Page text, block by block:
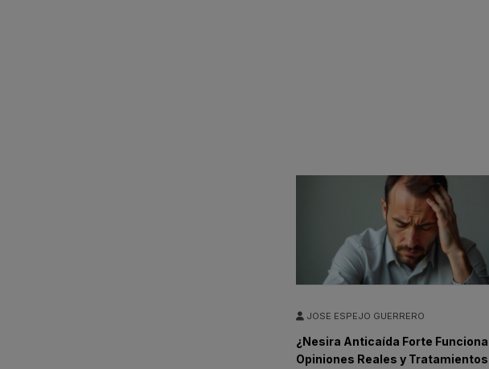
JOSE ESPEJO GUERRERO
¿Nesira Anticaída Forte
Opiniones Reales y Tratamientos